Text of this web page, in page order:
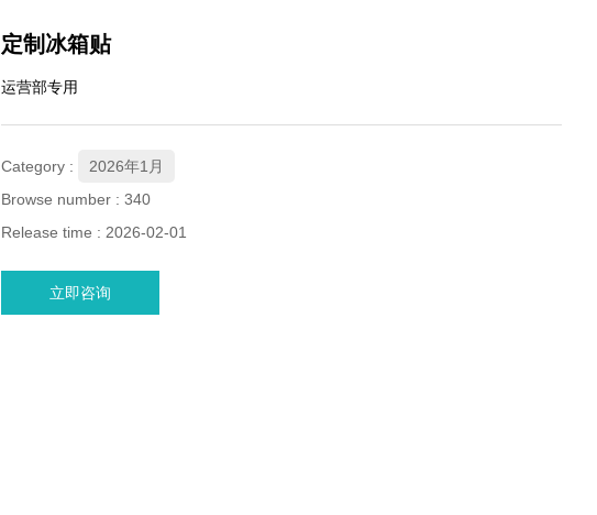
定制冰箱贴
运营部专用
Category :
2026年1月
Browse number : 340
Release time : 2026-02-01
立即咨询